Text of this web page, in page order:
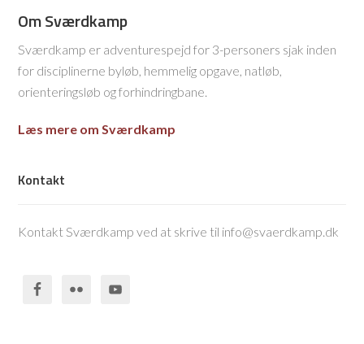
Om Sværdkamp
Sværdkamp er adventurespejd for 3-personers sjak inden
for disciplinerne byløb, hemmelig opgave, natløb,
orienteringsløb og forhindringbane.
Læs mere om Sværdkamp
Kontakt
Kontakt Sværdkamp ved at skrive til info@svaerdkamp.dk